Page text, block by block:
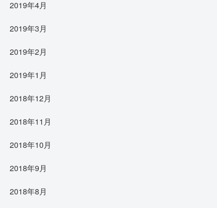
2019年4月
2019年3月
2019年2月
2019年1月
2018年12月
2018年11月
2018年10月
2018年9月
2018年8月